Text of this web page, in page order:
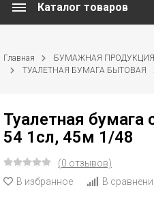
Каталог товаров
Главная БУМАЖНАЯ ПРОДУКЦИЯ
ТУАЛЕТНАЯ БУМАГА БЫТОВАЯ
Туалетная
54 1сл, 45м 1/48
(0 отзывов)
В избранное
В